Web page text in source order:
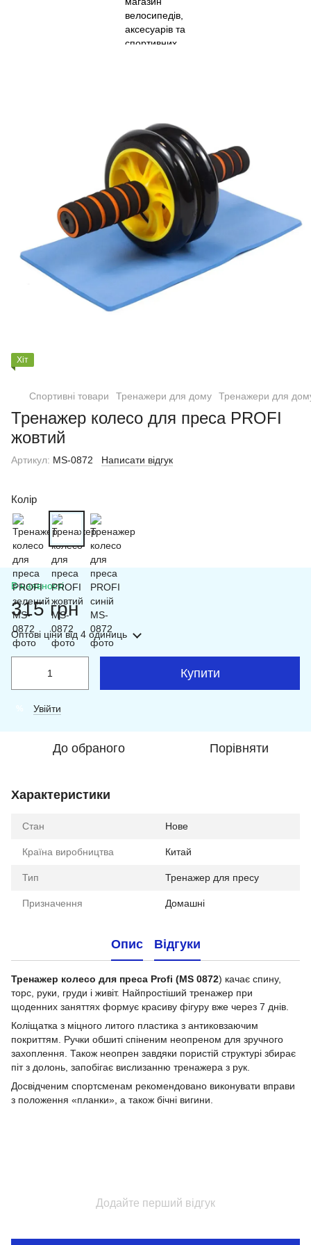
Хіт
Спортивні товари Тренажери для дому Тренажери для
Тренажер колесо для преса PROFI
жовтий
Артикул: MS-0872 Написати відгук
Колір
В наявності
315 грн
Оптові цінивід 4 одиниць
Купити
Увійти
До обраного Порівняти
Характеристики
Стан Нове
Країна виробництва Китай
Тип Тренажер для пресу
Призначення Домашні
Опис Відгуки
Тренажер колесо для преса Profi (MS 0872) качає спину,
торс, руки, груди і живіт. Найпростіший тренажер при
щоденних заняттях формує красиву фігуру вже через 7 днів.
Коліщатка з міцного литого пластика з антиковзаючим
покриттям. Ручки обшиті спіненим неопреном для зручного
захоплення. Також неопрен завдяки пористій структурі збирає
піт з долонь, запобігає вислизанню тренажера з рук.
Досвідченим спортсменам рекомендовано виконувати вправи
з положення «планки», а також бічні вигини.
Додайте перший відгук